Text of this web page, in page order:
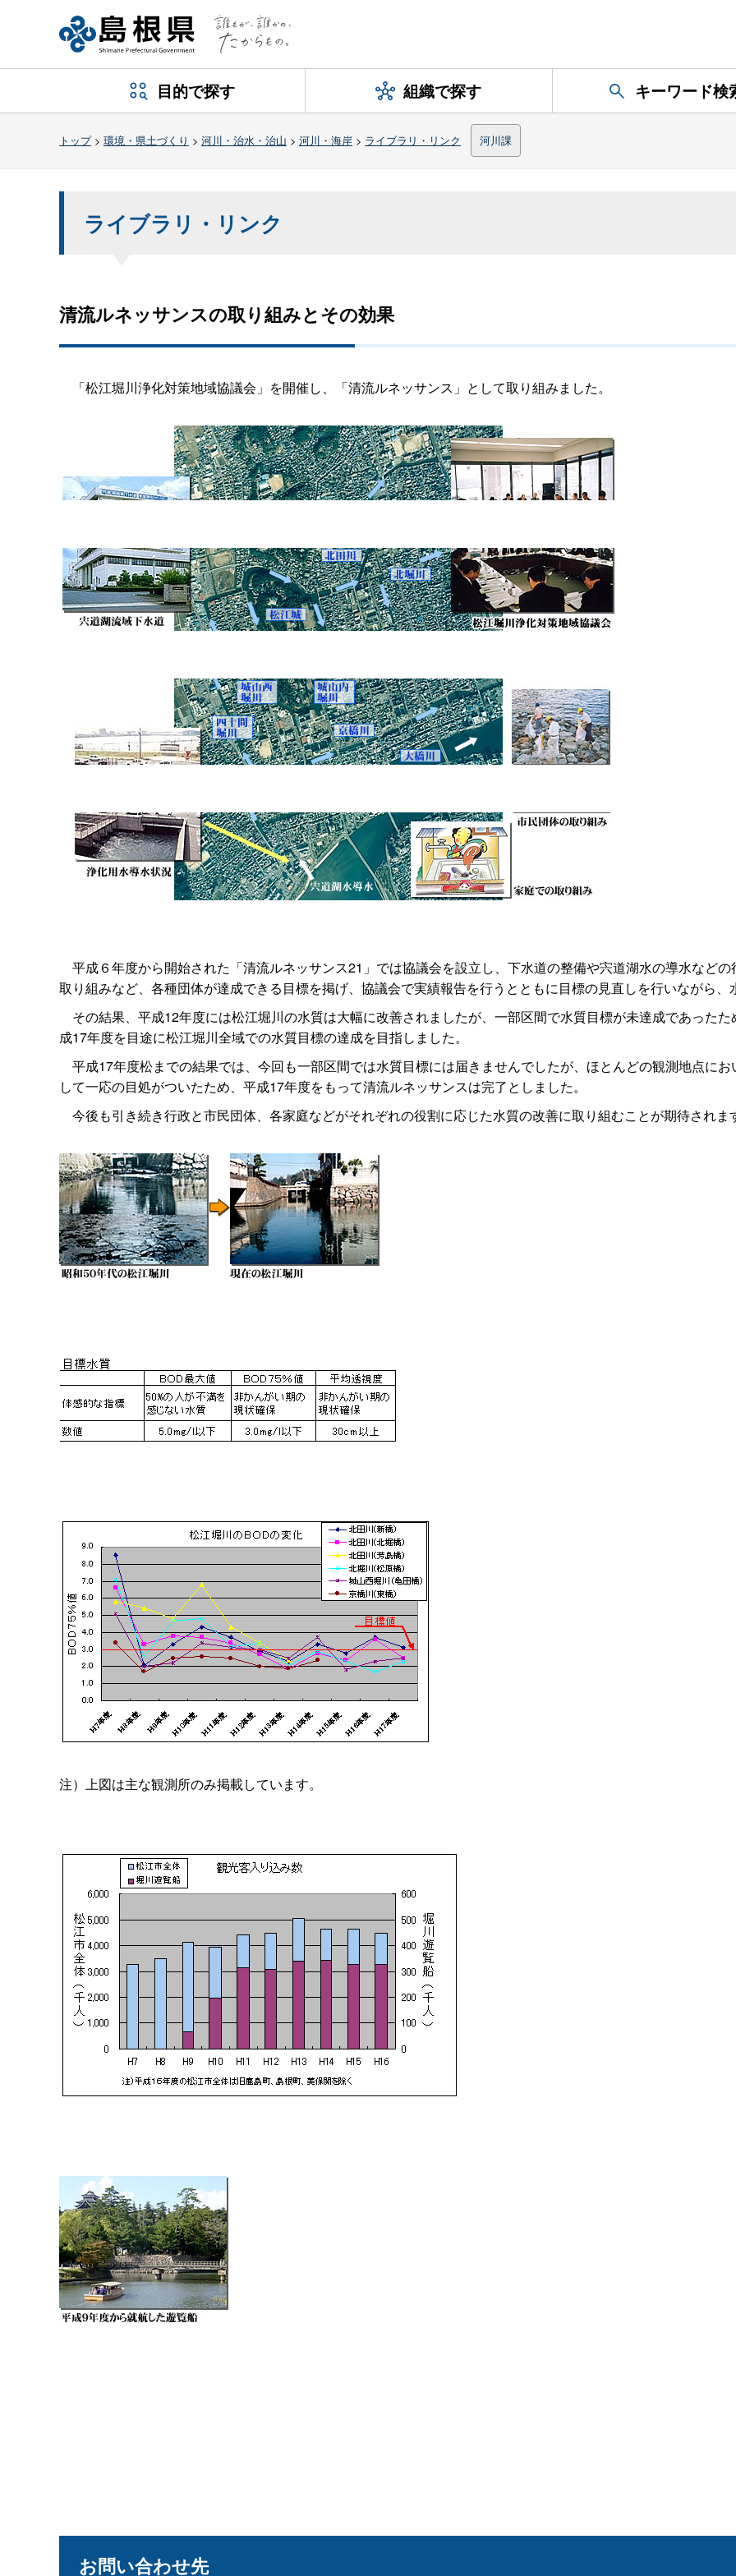
目的で探す 組織で探す キーワード検
トップ> 環境・県土づくり > 河川・治水・治山 > 河川・海岸 > ライブラリ・リンク 河川課
ライブラリ・リンク
清流ルネッサンスの取り組みとその効果
「松江堀川浄化対策地域協議会」を開催し、「清流ルネッサンス」として取り組みました。
平成６年度から開始された「清流ルネッサンス21」では協議会を設立し、下水道の整備や宍道湖水の導水など
取り組みなど、各種団体が達成できる目標を掲げ、協議会で実績報告を行うとともに目標の見直しを行いながら
その結果、平成12年度には松江堀川の水質は大幅に改善されましたが、一部区間で水質目標が未達成であった
成17年度を目途に松江堀川全域での水質目標の達成を目指しました。
平成17年度松までの結果では、今回も一部区間では水質目標には届きませんでしたが、ほとんどの観測地点に
して一応の目処がついたため、平成17年度をもって清流ルネッサンスは完了としました。
今後も引き続き行政と市民団体、各家庭などがそれぞれの役割に応じた水質の改善に取り組むことが期待されま
注）上図は主な観測所のみ掲載しています。
お問い合わせ先